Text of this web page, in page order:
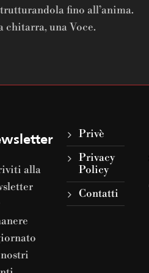
fino all’anima.
chitarra, una Voce.
alla
Privè
Privacy
Policy
Contatti